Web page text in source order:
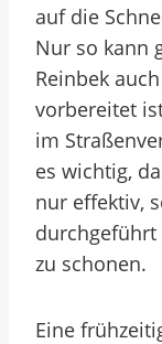
auf die
Nur so kann
Reinbek
vorbereitet
im
es wichtig,
nur effektiv,
zu schonen.
Eine